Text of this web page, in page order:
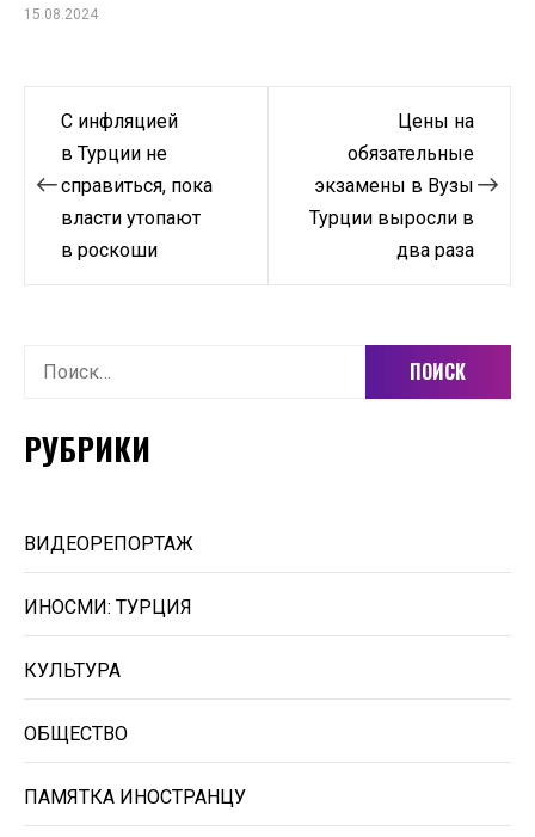
15.08.2024
Навигация
записям
C инфляцией
в Турции не
справиться, пока
власти утопают
в роскоши
Цены на
обязательные
экзамены в Вузы
Турции выросли в
два раза
Найти:
РУБРИКИ
ВИДЕОРЕПОРТАЖ
ИНОСМИ: ТУРЦИЯ
КУЛЬТУРА
ОБЩЕСТВО
ПАМЯТКА ИНОСТРАНЦУ